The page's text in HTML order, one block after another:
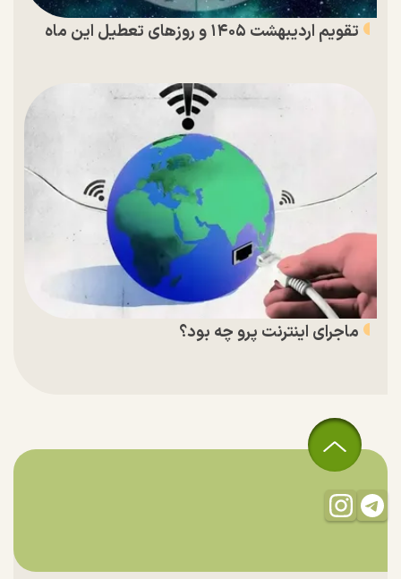
تقویم اردیبهشت ۱۴۰۵ و روز‌های تعطیل این ماه
ماجرای اینترنت پرو چه بود؟